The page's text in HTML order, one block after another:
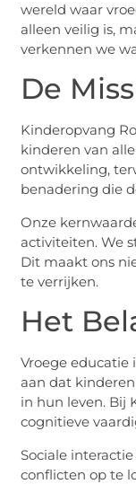
wereld waar
alleen veilig is,
verkennen we
De
Kinderopvang
kinderen van
ontwikkeling,
benadering die
Onze
activiteiten. We
Dit maakt ons
te verrijken.
Het
Vroege educatie
aan dat
in hun leven. Bij
cognitieve
Sociale
conflicten op te